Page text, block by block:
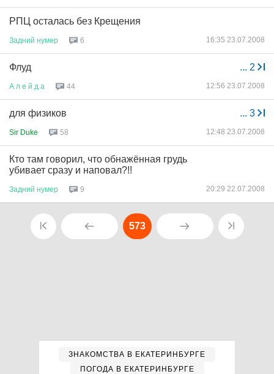
РПЦ осталась без Крещения
Задний нумер 6 16:35 23.07.2008
... 2
Флуд
А л е й д а 44 12:56 23.07.2008
... 3
для физиков
Sir Duke 58 12:48 23.07.2008
Кто там говорил, что обнажённая грудь
убивает сразу и наповал?!!
Задний нумер 9 20:29 22.07.2008
573
ЗНАКОМСТВА В ЕКАТЕРИНБУРГЕ
ПОГОДА В ЕКАТЕРИНБУРГЕ